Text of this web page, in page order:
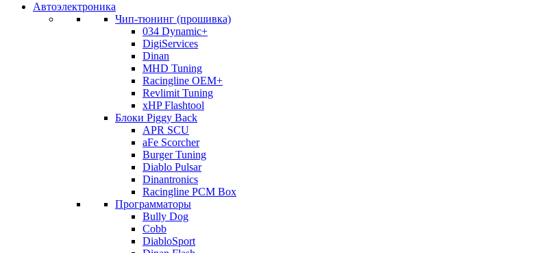
Автоэлектроника
Чип-тюнинг (прошивка)
034 Dynamic+
DigiServices
Dinan
MHD Tuning
Racingline OEM+
Revlimit Tuning
xHP Flashtool
Блоки Piggy Back
APR SCU
aFe Scorcher
Burger Tuning
Diablo Pulsar
Dinantronics
Racingline PCM Box
Программаторы
Bully Dog
Cobb
DiabloSport